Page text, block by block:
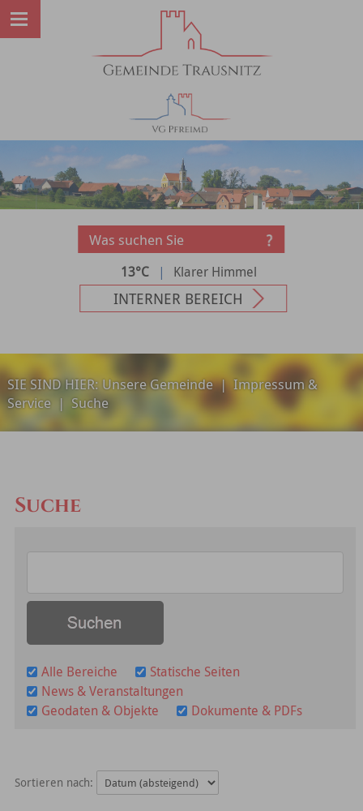
13°C | Klarer Himmel
INTERNER BEREICH
SIE SIND HIER:Unsere Gemeinde|Impressum &
Service | Suche
Suche
Alle Bereiche
Statische Seiten
News & Veranstaltungen
Geodaten & Objekte
Dokumente & PDFs
Sortieren nach: